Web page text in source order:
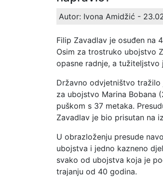
Autor: Ivona Amidžić -
Filip Zavadlav je osuđen na
Osim za trostruko ubojstvo
opasne radnje, a
Državno odvjetništvo
za ubojstvo Marina Bobana
puškom s 37 metaka.
Zavadlav je bio prisutan na
U obrazloženju presude
ubojstva i jedno kazneno
svako od ubojstva koja je
trajanju od 40 godina.